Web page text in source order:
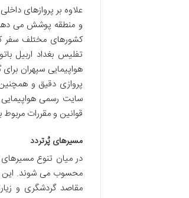
علاوه بر پروازهای
و منطقه پوشش می دهد.
کشورهای مختلف سفر
تفلیس بغداد اربیل
هواپیمایی سپهران
پروازی دقیق و
سایت رسمی هواپیمایی
قوانین و مقررات مربوط
مسیرهای پُرتردد
در میان تنوع مسیرهای
محسوب می شوند. این
مقاصد گردشگری و